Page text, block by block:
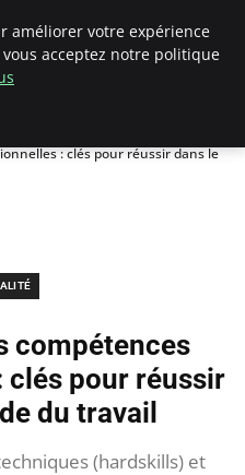
: clés pour réussir dans le
compétences
clés pour réussir
du travail
(hardskills) et
améliorer votre expérience
acceptez notre politique